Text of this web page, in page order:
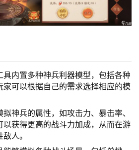
具内置多种神兵利器模型，包括各种
家可以根据自己的需求选择相应的模
神兵的属性，如攻击力、暴击率、
以获得更高的战斗力加成，从而在游
人。